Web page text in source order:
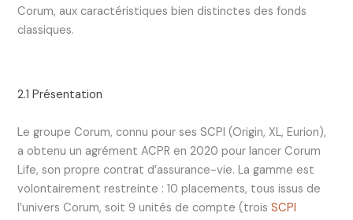
Corum, aux caractéristiques bien distinctes des fonds
classiques.
2.1 Présentation
Le groupe Corum, connu pour ses SCPI (Origin, XL, Eurion),
a obtenu un agrément ACPR en 2020 pour lancer Corum
Life, son propre contrat d’assurance-vie. La gamme est
volontairement restreinte : 10 placements, tous issus de
l’univers Corum, soit 9 unités de compte (troisSCPI